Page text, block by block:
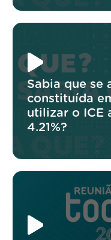
Sabia que se
constituída
utilizar o ICE
4.21%?